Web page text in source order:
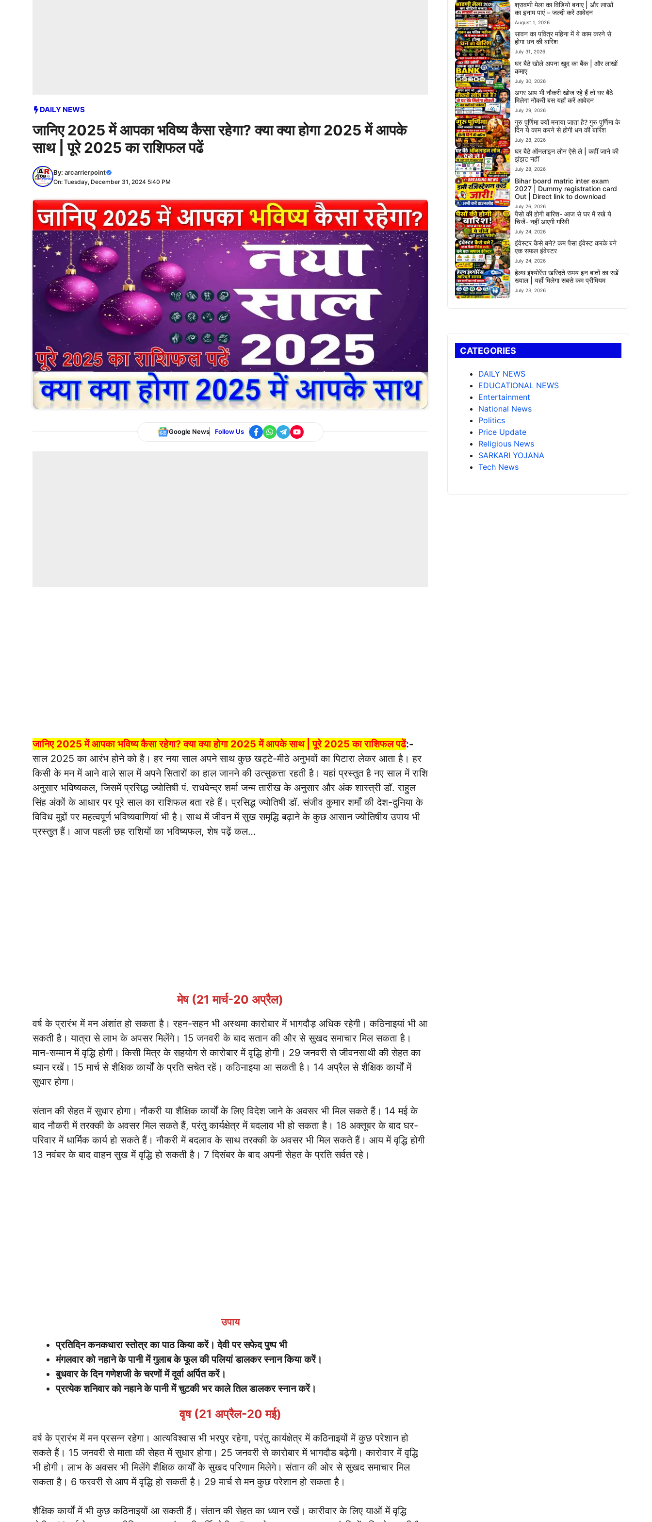
DAILY NEWS
जानिए 2025 में आपका भविष्य कैसा रहेगा? क्या क्या होगा 2025 में आपके
साथ | पूरे 2025 का राशिफल पढें
By: arcarrierpoint
On: Tuesday, December 31, 2024 5:40 PM
Google News Follow Us
जानिए 2025 में आपका भविष्य कैसा रहेगा? क्या क्या होगा 2025 में आपके साथ | पूरे 2025 का राशिफल पढें:-
साल 2025 का आरंभ होने को है। हर नया साल अपने साथ कुछ खट्टे-मीठे अनुभवों का पिटारा लेकर आता है। हर
किसी के मन में आने वाले साल में अपने सितारों का हाल जानने की उत्सुकत्ता रहती है। यहां प्रस्तुत है नए साल में राशि
अनुसार भविष्यकल, जिसमें प्रसिद्ध ज्योतिषी पं. राधवेन्द्र शर्मा जन्म तारीख के अनुसार और अंक शास्त्री डॉ. राहुल
सिंह अंकों के आधार पर पूरे साल का राशिफल बता रहे हैं। प्रसिद्ध ज्योतिषी डॉ. संजीव कुमार शमाँ की देश-दुनिया के
विविध मुद्दों पर महत्वपूर्ण भविष्यवाणियां भी है। साथ में जीवन में सुख समृद्धि बढ़ाने के कुछ आसान ज्योतिषीय उपाय भी
प्रस्तुत हैं। आज पहली छह राशियों का भविष्यफल, शेष पढ़ें कल…
मेष (21 मार्च-20 अप्रैल)
वर्ष के प्रारंभ में मन अंशांत हो सकता है। रहन-सहन भी अस्थमा कारोबार में भागदौड़ अधिक रहेगी। कठिनाइयां भी आ
सकती है। यात्रा से लाभ के अपसर मिलेंगे। 15 जनवरी के बाद सतान की और से सुखद समाचार मिल सकता है।
मान-सम्मान में वृद्धि होगी। किसी मित्र के सहयोग से कारोबार में वृद्धि होगी। 29 जनवरी से जीवनसाथी की सेहत का
ध्यान रखें। 15 मार्च से शैक्षिक कार्यों के प्रति सचेत रहें। कठिनाइया आ सकती है। 14 अप्रैल से शैक्षिक कार्यों में
सुधार होगा।
संतान की सेहत में सुधार होगा। नौकरी या शैक्षिक कार्यों के लिए विदेश जाने के अवसर भी मिल सकते हैं। 14 मई के
बाद नौकरी में तरक्की के अवसर मिल सकते हैं, परंतु कार्यक्षेत्र में बदलाव भी हो सकता है। 18 अक्तूबर के बाद घर-
परिवार में धार्मिक कार्य हो सकते हैं। नौकरी में बदलाव के साथ तरक्की के अवसर भी मिल सकते हैं। आय में वृद्धि होगी
13 नवंबर के बाद वाहन सुख में वृद्धि हो सकती है। 7 दिसंबर के बाद अपनी सेहत के प्रति सर्वत रहे।
उपाय
प्रतिदिन कनकधारा स्तोत्र का पाठ किया करें। देवी पर सफेद पुष्प भी
मंगलवार को नहाने के पानी में गुलाब के फूल की पलियां डालकर स्नान किया करें।
बुधवार के दिन गणेशजी के चरणों में दूर्वा अर्पित करें।
प्रत्येक शनिवार को नहाने के पानी में चुटकी भर काले तिल डालकर स्नान करें।
वृष (21 अप्रैल-20 मई)
वर्ष के प्रारंभ में मन प्रसन्न रहेगा। आत्यविश्वास भी भरपुर रहेगा, परंतु कार्यक्षेत्र में कठिनाइयों में कुछ परेशान हो
सकते हैं। 15 जनवरी से माता की सेहत में सुधार होगा। 25 जनवरी से कारोबार में भागदौड बढ़ेगी। कारोवार में वृद्धि
भी होगी। लाभ के अवसर भी मिलेंगे शैक्षिक कार्यों के सुखद परिणाम मिलेगे। संतान की ओर से सुखद समाचार मिल
सकता है। 6 फरवरी से आप में वृद्धि हो सकती है। 29 मार्च से मन कुछ परेशान हो सकता है।
शैक्षिक कार्यों में भी कुछ कठिनाइयों आ सकती हैं। संतान की सेहत का ध्यान रखें। कारीवार के लिए याओं में वृद्धि
श्रावणी मेला का विडियो बनाए | और लाखों
का इनाम पाएं – जल्दी करें आवेदन
August 1, 2026
सावन का पवित्र महिना में ये काम करने से
होगा धन की बारिश
July 31, 2026
घर बैठे खोले अपना खुद का बैंक | और लाखों
कमाए
July 30, 2026
अगर आप भी नौकरी खोज रहे हैं तो घर बैठे
मिलेगा नौकरी बस यहाँ करें आवेदन
July 29, 2026
गुरु पुर्णिमा क्यों मनाया जाता है? गुरु पुर्णिमा के
दिन ये काम करने से होगी धन की बारिश
July 28, 2026
घर बैठे ऑनलाइन लोन ऐसे ले | कहीं जाने की
झंझट नहीं
July 28, 2026
Bihar board matric inter exam
2027 | Dummy registration card
Out | Direct link to download
July 26, 2026
पैसो की होगी बारिश- आज से घर में रखे ये
चिजें- नहीं आएगी गरिबी
July 24, 2026
इंवेस्टर कैसे बने? कम पैसा इंवेस्ट करके बने
एक सफल इंवेस्टर
July 24, 2026
हेल्थ इंश्योरेंस खरिदते समय इन बातों का रखें
ख्याल | यहाँ मिलेगा सबसे कम प्रीमियम
July 23, 2026
CATEGORIES
DAILY NEWS
EDUCATIONAL NEWS
Entertainment
National News
Politics
Price Update
Religious News
SARKARI YOJANA
Tech News